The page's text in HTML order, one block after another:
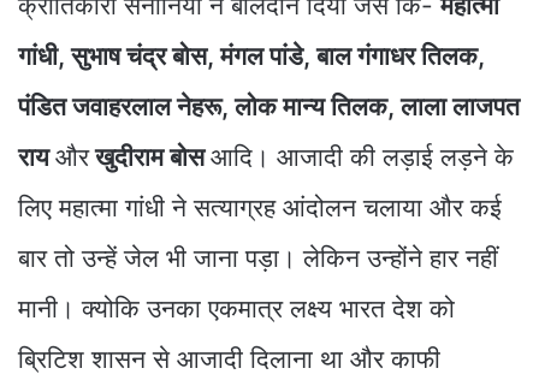
गांधी, सुभाष चंद्र बोस, मंगल पांडे, बाल गंगाधर तिलक,
पंडित जवाहरलाल नेहरू, लोक मान्य तिलक, लाला लाजपत
रायऔरखुदीराम बोसआदि। आजादी की लड़ाई लड़ने के
लिए महात्मा गांधी ने सत्याग्रह आंदोलन चलाया और कई
बार तो उन्हें जेल भी जाना पड़ा। लेकिन उन्होंने हार नहीं
मानी। क्योकि उनका एकमात्र लक्ष्य भारत देश को
ब्रिटिश शासन से आजादी दिलाना था और काफी